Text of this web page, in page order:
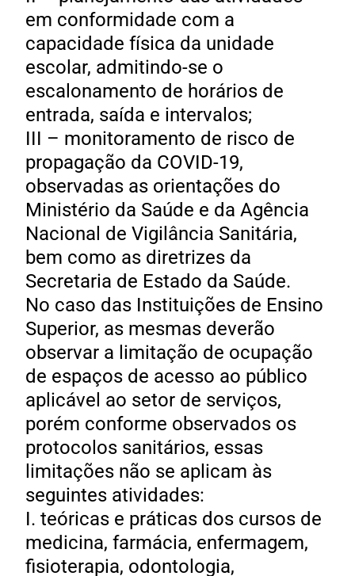
em conformidade com a
capacidade física da unidade
escolar, admitindo-se o
escalonamento de horários de
entrada, saída e intervalos;
III – monitoramento de risco de
propagação da COVID-19,
observadas as orientações do
Ministério da Saúde e da Agência
Nacional de Vigilância Sanitária,
bem como as diretrizes da
Secretaria de Estado da Saúde.
No caso das Instituições de Ensino
Superior, as mesmas deverão
observar a limitação de ocupação
de espaços de acesso ao público
aplicável ao setor de serviços,
porém conforme observados os
protocolos sanitários, essas
limitações não se aplicam às
seguintes atividades:
I. teóricas e práticas dos cursos de
medicina, farmácia, enfermagem,
fisioterapia, odontologia,